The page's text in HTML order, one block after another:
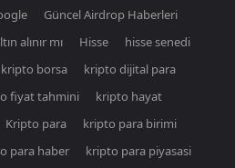
Güncel Airdrop Haberleri
alınır mı Hisse
hisse senedi
kripto borsa
kripto dijital para
fiyat tahmini
kripto hayat
Kripto para
kripto para birimi
para haber
kripto para piyasasi